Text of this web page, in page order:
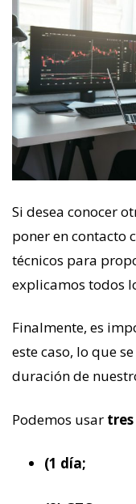
Si desea conocer
poner en contacto
técnicos para
explicamos todos
Finalmente, es
este caso, lo que
duración de
Podemos usar
(1 día;